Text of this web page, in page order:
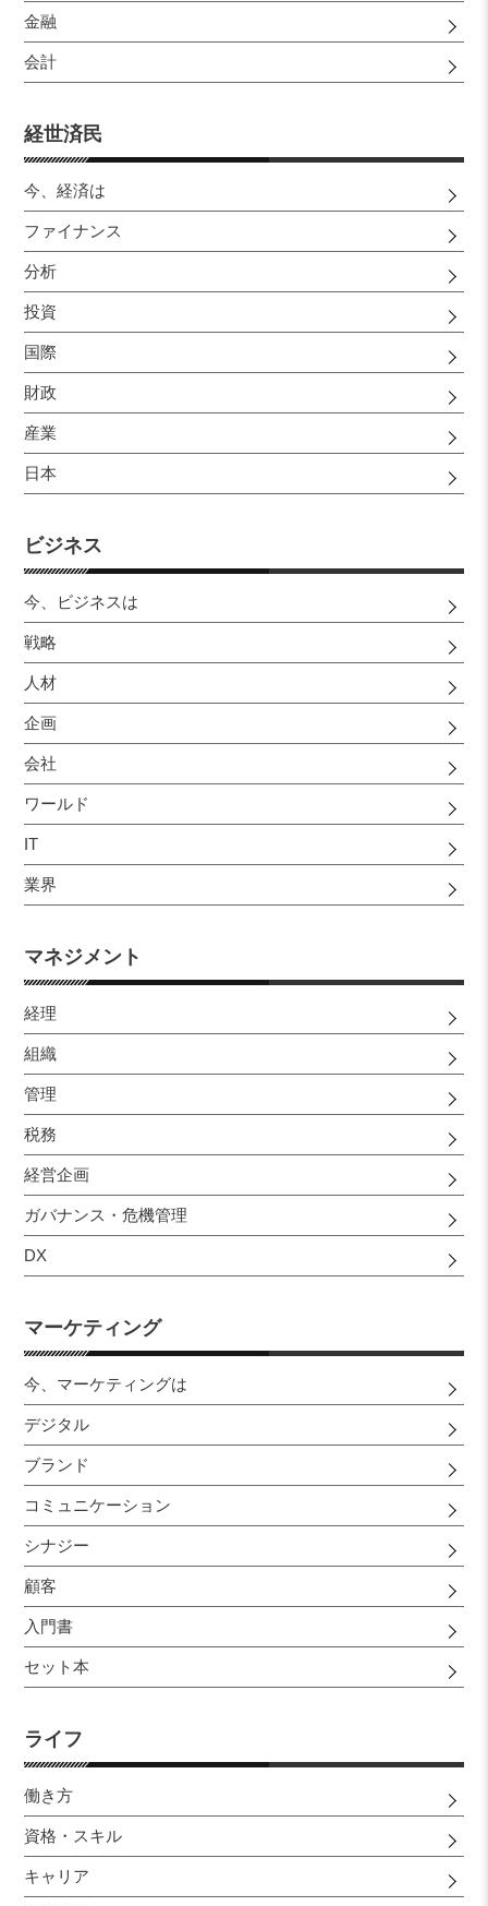
金融
会計
経世済民
今、経済は
ファイナンス
分析
投資
国際
財政
産業
日本
ビジネス
今、ビジネスは
戦略
人材
企画
会社
ワールド
IT
業界
マネジメント
経理
組織
管理
税務
経営企画
ガバナンス・危機管理
DX
マーケティング
今、マーケティングは
デジタル
ブランド
コミュニケーション
シナジー
顧客
入門書
セット本
ライフ
働き方
資格・スキル
キャリア